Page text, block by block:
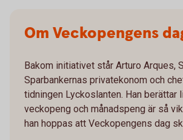
Om Veckopengens
Bakom initiativet står Arturo Arques,
Sparbankernas privatekonom och
tidningen Lyckoslanten. Han berättar
veckopeng och månadspeng är så
han hoppas att Veckopengens dag